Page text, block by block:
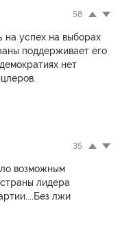
58
на успех на выборах
поддерживает его
нет
35
возможным
лидера
лжи